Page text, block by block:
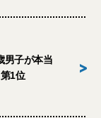
男子が本当
1位
>